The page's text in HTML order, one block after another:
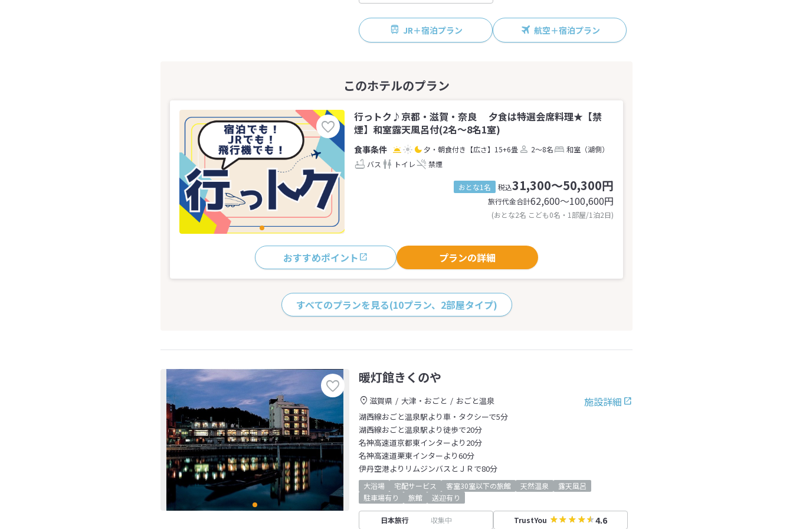
JR＋宿泊プラン 航空＋宿泊プラン
行っトク♪京都・滋賀・奈良 夕食は特選会席料理★【禁
煙】和室露天風呂付(2名～8名1室)
夕・朝食付き 【広さ】15+6畳 2～8名
和室（湖側）
バス
トイレ 禁煙
おとな1名 税込31,300～50,300円
旅行代金合計62,600〜100,600円
(おとな2名 こども0名・1部屋/1泊2日)
おすすめポイント プランの詳細
すべてのプランを見る(10プラン、2部屋タイプ)
暖灯館きくのや
施設詳細
滋賀県 大津・おごと
おごと温泉
湖西線おごと温泉駅より車・タクシーで5分
湖西線おごと温泉駅より徒歩で20分
名神高速道京都東インターより20分
名神高速道栗東インターより60分
伊丹空港よりリムジンバスとＪＲで80分
大浴場 宅配サービス 客室30室以下の旅館 天然温泉
露天風呂
駐車場有り
旅館 送迎有り
日本旅行 収集中 TrustYou 4.6